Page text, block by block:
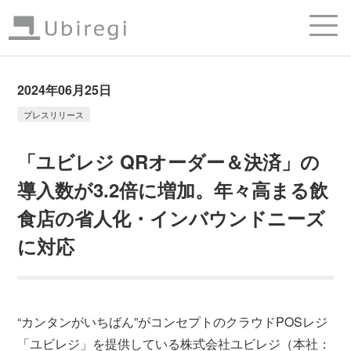
2024年06月25日
プレスリリース
「ユビレジ QRオーダー＆決済」の
導入数が3.2倍に増加。年々高まる飲
食店の省人化・インバウンドニーズ
に対応
“カンタンがいちばん”がコンセプトのクラウドPOSレジ
「ユビレジ」を提供している株式会社ユビレジ（本社：